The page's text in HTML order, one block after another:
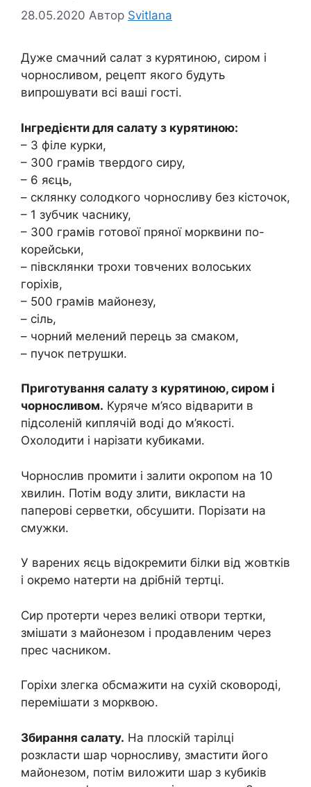
28.05.2020 Автор Svitlana
Дуже смачний салат з курятиною, сиром і
чорносливом, рецепт якого будуть
випрошувати всі ваші гості.
Інгредієнти для салату з курятиною:
– 3 філе курки,
– 300 грамів твердого сиру,
– 6 яєць,
– склянку солодкого чорносливу без кісточок,
– 1 зубчик часнику,
– 300 грамів готової пряної морквини по-
корейськи,
– півсклянки трохи товчених волоських
горіхів,
– 500 грамів майонезу,
– сіль,
– чорний мелений перець за смаком,
– пучок петрушки.
Приготування салату з курятиною, сиром і
чорносливом. Куряче м’ясо відварити в
підсоленій киплячій воді до м’якості.
Охолодити і нарізати кубиками.
Чорнослив промити і залити окропом на 10
хвилин. Потім воду злити, викласти на
паперові серветки, обсушити. Порізати на
смужки.
У варених яєць відокремити білки від жовтків
і окремо натерти на дрібній тертці.
Сир протерти через великі отвори тертки,
змішати з майонезом і продавленим через
прес часником.
Горіхи злегка обсмажити на сухій сковороді,
перемішати з морквою.
Збирання салату. На плоскій тарілці
розкласти шар чорносливу, змастити його
майонезом, потім виложити шар з кубиків